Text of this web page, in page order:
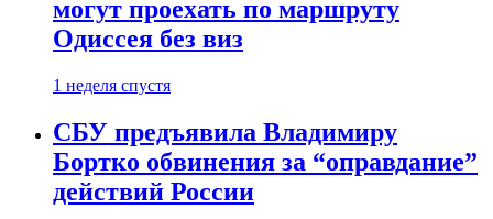
могут проехать по маршруту
Одиссея без виз
1 неделя спустя
СБУ предъявила Владимиру
Бортко обвинения за “оправдание”
действий России